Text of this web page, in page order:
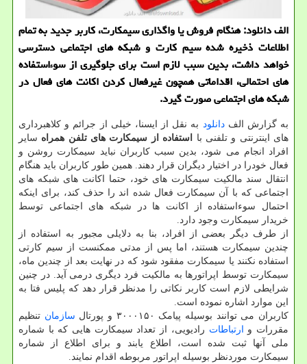
الف دانلود: هنگام فروش یا واگذاری سیمكارت، كاربر جدید به تمام
اطلاعات ذخیره شده سیم كارت و شبكه های اجتماعی دسترسی
خواهد داشت، بدین سبب لازم است برای جلوگیری از سوءاستفاده
های احتمالی، اقداماتی همچون غیرفعال كردن اكانت های فعال در
شبكه های اجتماعی صورت گیرد.
به گزارش الفدانلود به نقل از ایسنا، خیلی از جرائم و کلاهبرداری
های اینترنتی و تلفنی با
استفاده از سیمکارت های تلفن همراه سایر
افراد انجام می شود، بدین سبب کاربران نباید سیمکارت روشن و
فعال خودرا در اختیار دیگران قرار دهند. همین طور کاربران باید هنگام
انتقال سند مالکیت سیمکارت های خود، حتما اکانت های شبکه های
اجتماعی که با آن سیمکارت فعال شده اند را حذف کند، برای اینکه
احتمال سوءاستفاده از اکانت ها در شبکه های اجتماعی توسط
خریدار سیمکارت وجود دارد.
از طرف دیگر بعضی از افراد، بنا به دلایلی مجبور به استفاده از
چندین سیمکارت هستند، اما پس از مدتی ممکنست از سیم کارتی
استفاده نکنند یا سیمکارت مفقود شود که در نهایت بعد از چندین ماه،
سیمکارت توسط اپراتورها به مالکیت فرد دیگری درمی آید. در چنین
شرایطی لازم است کاربر نکاتی را مدنظر قرار دهد که پلیس فتا به
این موارد اشاره نموده است.
کاربران می توانند بوسیله پیامک ۳۰۰۰۱۵۰ و پورتال
سازمان تنظیم
مقررات و
ارتباطات رادیویی، از تعداد سیمکارت هایی که با شماره
ملی آنها ثبت شده است، اطلاع یابند و برای اطلاع از شماره
سیمکارت موردنظر بوسیله اپراتور مربوطه اقدام نمایند.